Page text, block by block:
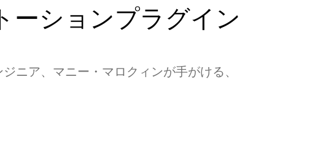
ーションプラグイン
ア、マニー・マロクィンが手がける、